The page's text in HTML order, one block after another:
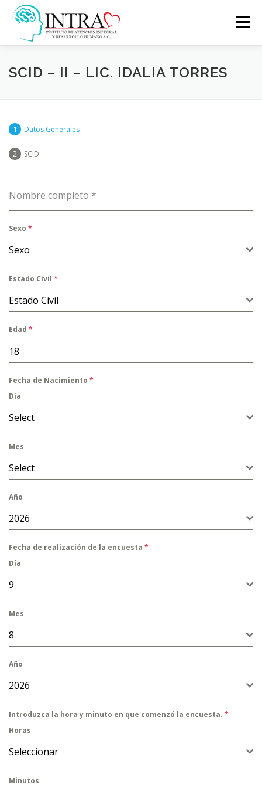
Saltar
Menú
INICIO CONTACT US
SCID – II – LIC. IDALIA TORRES
Datos Generales
SCID
Nombre completo *
Sexo *
Sexo
Estado Civil *
Estado Civil
Edad *
Fecha de Nacimiento *
Día
Select
Mes
Select
Año
2026
Fecha de realización de la encuesta *
Día
9
Mes
8
Año
2026
Introduzca la hora y minuto en que comenzó la encuesta. *
Horas
Seleccionar
Minutos